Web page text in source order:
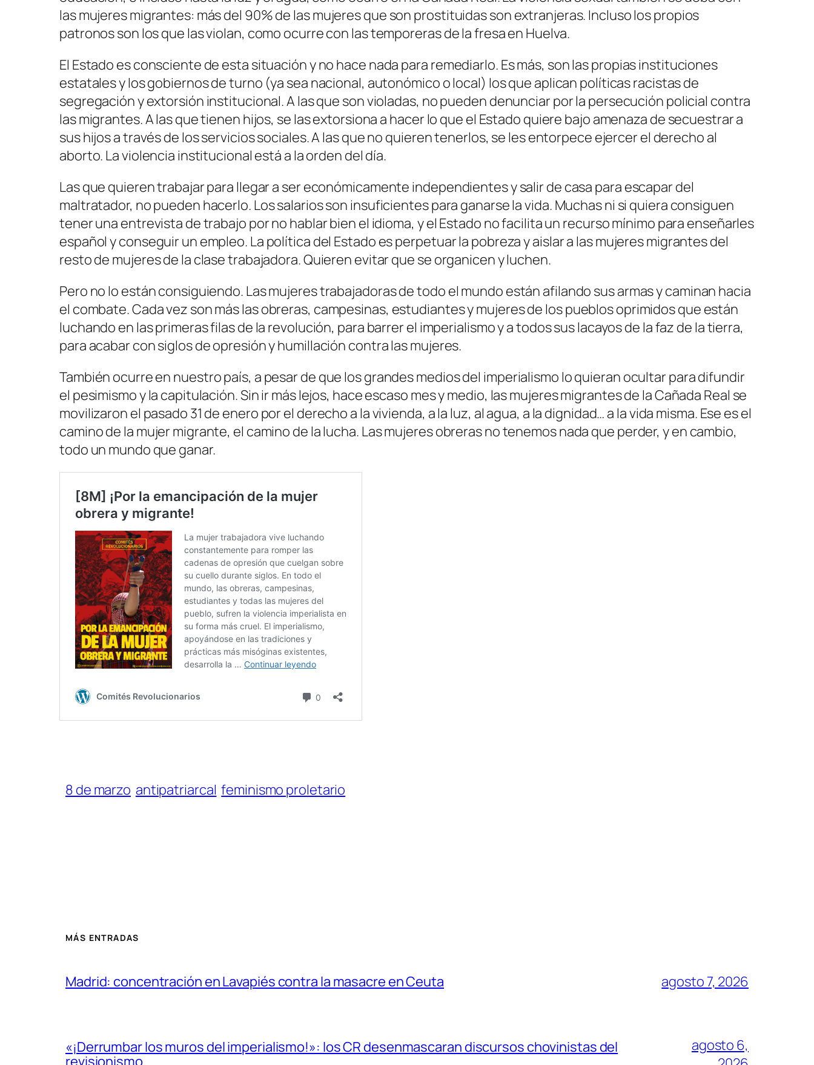
las mujeres migrantes: más del 90% de las mujeres que son prostituidas son extranjeras. Incluso los propios
patronos son los que las violan, como ocurre con las temporeras de la fresa en Huelva.
El Estado es consciente de esta situación y no hace nada para remediarlo. Es más, son las propias instituciones
estatales y los gobiernos de turno (ya sea nacional, autonómico o local) los que aplican políticas racistas de
segregación y extorsión institucional. A las que son violadas, no pueden denunciar por la persecución policial contra
las migrantes. A las que tienen hijos, se las extorsiona a hacer lo que el Estado quiere bajo amenaza de secuestrar a
sus hijos a través de los servicios sociales. A las que no quieren tenerlos, se les entorpece ejercer el derecho al
aborto. La violencia institucional está a la orden del día.
Las que quieren trabajar para llegar a ser económicamente independientes y salir de casa para escapar del
maltratador, no pueden hacerlo. Los salarios son insuficientes para ganarse la vida. Muchas ni si quiera consiguen
tener una entrevista de trabajo por no hablar bien el idioma, y el Estado no facilita un recurso mínimo para enseñarles
español y conseguir un empleo. La política del Estado es perpetuar la pobreza y aislar a las mujeres migrantes del
resto de mujeres de la clase trabajadora. Quieren evitar que se organicen y luchen.
Pero no lo están consiguiendo. Las mujeres trabajadoras de todo el mundo están afilando sus armas y caminan hacia
el combate. Cada vez son más las obreras, campesinas, estudiantes y mujeres de los pueblos oprimidos que están
luchando en las primeras filas de la revolución, para barrer el imperialismo y a todos sus lacayos de la faz de la tierra,
para acabar con siglos de opresión y humillación contra las mujeres.
También ocurre en nuestro país, a pesar de que los grandes medios del imperialismo lo quieran ocultar para difundir
el pesimismo y la capitulación. Sin ir más lejos, hace escaso mes y medio, las mujeres migrantes de la Cañada Real se
movilizaron el pasado 31 de enero por el derecho a la vivienda, a la luz, al agua, a la dignidad… a la vida misma. Ese es el
camino de la mujer migrante, el camino de la lucha. Las mujeres obreras no tenemos nada que perder, y en cambio,
todo un mundo que ganar.
8 de marzo antipatriarcal feminismo proletario
MÁS ENTRADAS
Madrid: concentración en Lavapiés contra la masacre en Ceuta agosto 7, 2026
«¡Derrumbar los muros del imperialismo!»: los CR desenmascaran discursos chovinistas del
agosto 6,